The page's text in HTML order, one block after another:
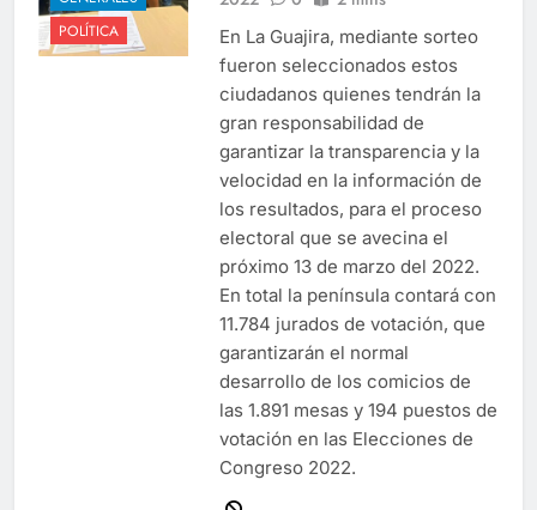
POLÍTICA
En La Guajira, mediante sorteo
fueron seleccionados estos
ciudadanos quienes tendrán la
gran responsabilidad de
garantizar la transparencia y la
velocidad en la información de
los resultados, para el proceso
electoral que se avecina el
próximo 13 de marzo del 2022.
En total la península contará con
11.784 jurados de votación, que
garantizarán el normal
desarrollo de los comicios de
las 1.891 mesas y 194 puestos de
votación en las Elecciones de
Congreso 2022.